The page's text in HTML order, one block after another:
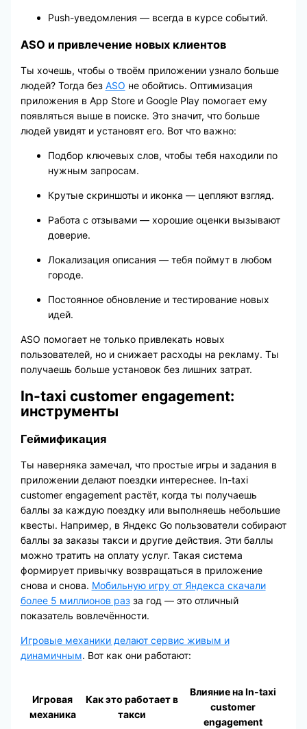
Push-уведомления — всегда в курсе событий.
ASO и привлечение новых клиентов
Ты хочешь, чтобы о твоём приложении узнало больше
людей? Тогда без ASO не обойтись. Оптимизация
приложения в App Store и Google Play помогает ему
появляться выше в поиске. Это значит, что больше
людей увидят и установят его. Вот что важно:
Подбор ключевых слов, чтобы тебя находили по
нужным запросам.
Крутые скриншоты и иконка — цепляют взгляд.
Работа с отзывами — хорошие оценки вызывают
доверие.
Локализация описания — тебя поймут в любом
городе.
Постоянное обновление и тестирование новых
идей.
ASO помогает не только привлекать новых
пользователей, но и снижает расходы на рекламу. Ты
получаешь больше установок без лишних затрат.
In-taxi customer engagement:
инструменты
Геймификация
Ты наверняка замечал, что простые игры и задания в
приложении делают поездки интереснее. In-taxi
customer engagement растёт, когда ты получаешь
баллы за каждую поездку или выполняешь небольшие
квесты. Например, в Яндекс Go пользователи собирают
баллы за заказы такси и другие действия. Эти баллы
можно тратить на оплату услуг. Такая система
формирует привычку возвращаться в приложение
снова и снова. Мобильную игру от Яндекса скачали
более 5 миллионов разза год — это отличный
показатель вовлечённости.
Игровые механики делают сервис живым и
динамичным. Вот как они работают:
Игровая
механика
Как это работает в
такси
Влияние на In-taxi
customer
engagement